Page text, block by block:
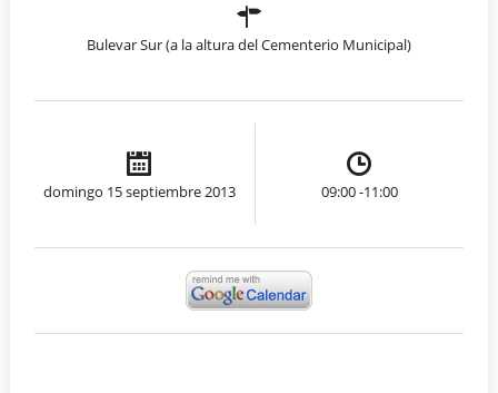
Bulevar Sur (a la altura del Cementerio Municipal)
domingo 15 septiembre 2013 09:00 -11:00